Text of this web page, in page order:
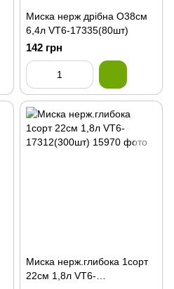
Миска нерж дрібна О38см
6,4л VT6-17335(80шт)
142 грн
Миска нерж.глибока 1сорт
22см 1,8л VT6-